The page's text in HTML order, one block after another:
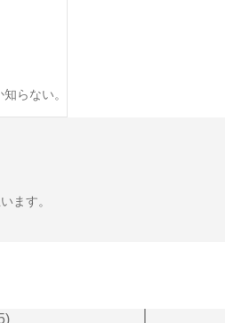
らない。
ます。